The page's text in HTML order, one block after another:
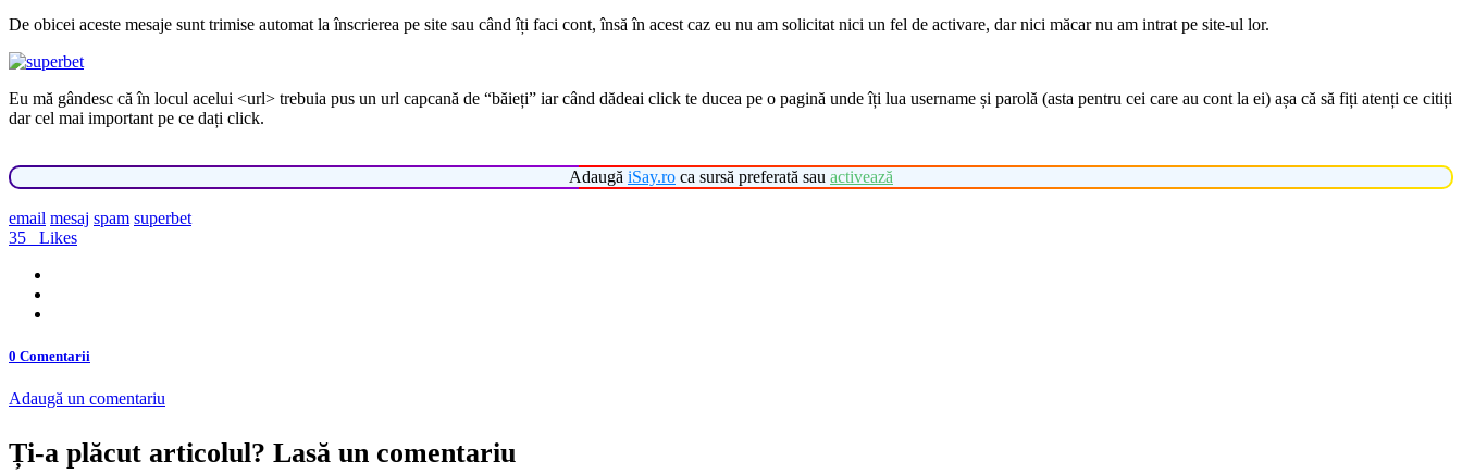
De obicei aceste mesaje sunt trimise automat la înscrierea pe site sau când îți faci cont, însă în acest caz eu nu am solicitat nici un fel de activare, dar nici măcar nu am intrat pe site-ul lor.
Eu mă gândesc că în locul acelui <url> trebuia pus un url capcană de “băieți” iar când dădeai click te ducea pe o pagină unde îți lua username și parolă (asta pentru cei care au cont la ei) așa că să fiți atenți ce citiți
dar cel mai important pe ce dați click.
Adaugă iSay.ro ca sursă preferată sau activează
email mesaj spam superbet
35
Likes
0 Comentarii
Adaugă un comentariu
Ți-a plăcut articolul? Lasă un comentariu